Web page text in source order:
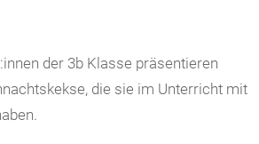
der 3b Klasse präsentieren
die sie im Unterricht mit